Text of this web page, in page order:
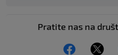
Pratite nas na